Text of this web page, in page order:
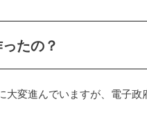
たの？
変進んでいますが、電子